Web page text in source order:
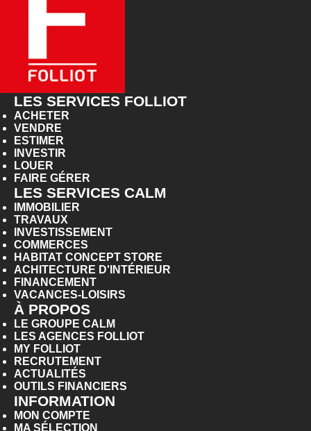
LES SERVICES FOLLIOT
ACHETER
VENDRE
ESTIMER
INVESTIR
LOUER
FAIRE GÉRER
LES SERVICES CALM
IMMOBILIER
TRAVAUX
INVESTISSEMENT
COMMERCES
HABITAT CONCEPT STORE
ACHITECTURE D'INTÉRIEUR
FINANCEMENT
VACANCES-LOISIRS
À PROPOS
LE GROUPE CALM
LES AGENCES FOLLIOT
MY FOLLIOT
RECRUTEMENT
ACTUALITÉS
OUTILS FINANCIERS
INFORMATION
MON COMPTE
MA SÉLECTION